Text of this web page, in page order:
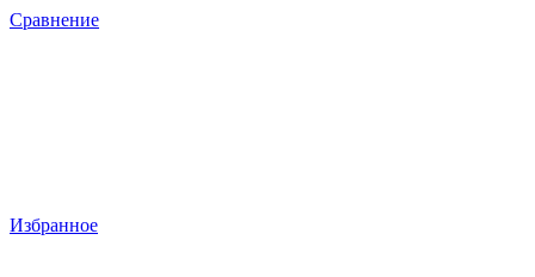
Сравнение
Избранное